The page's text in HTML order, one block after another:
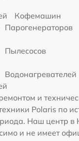
Кофемашин
Парогенераторов
Пылесосов
Водонагревателей
и
Polaris по
Наш центр в
и не имеет